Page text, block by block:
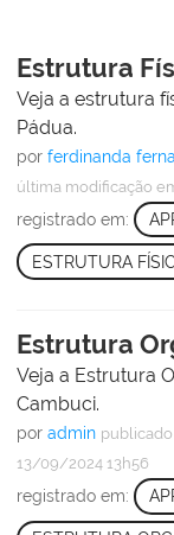
Estrutura
Veja a estrutura
Pádua.
por ferdinanda
última modificação
registrado em:
ESTRUTURA
Estrutura
Veja a Estrutura
Cambuci.
por admin publicado
13/09/2024 13h56
registrado em: